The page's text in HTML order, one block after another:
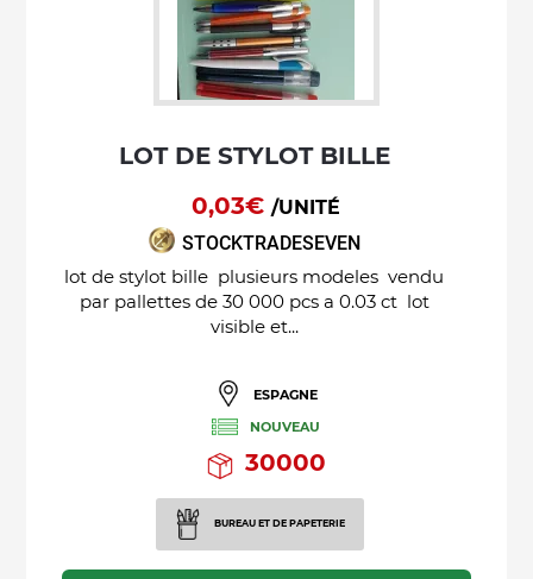
LOT DE STYLOT BILLE
0,03€/UNITÉ
STOCKTRADESEVEN
lot de stylot bille plusieurs modeles vendu
par pallettes de 30 000 pcs a 0.03 ct lot
visible et...
ESPAGNE
NOUVEAU
30000
BUREAU ET DE PAPETERIE